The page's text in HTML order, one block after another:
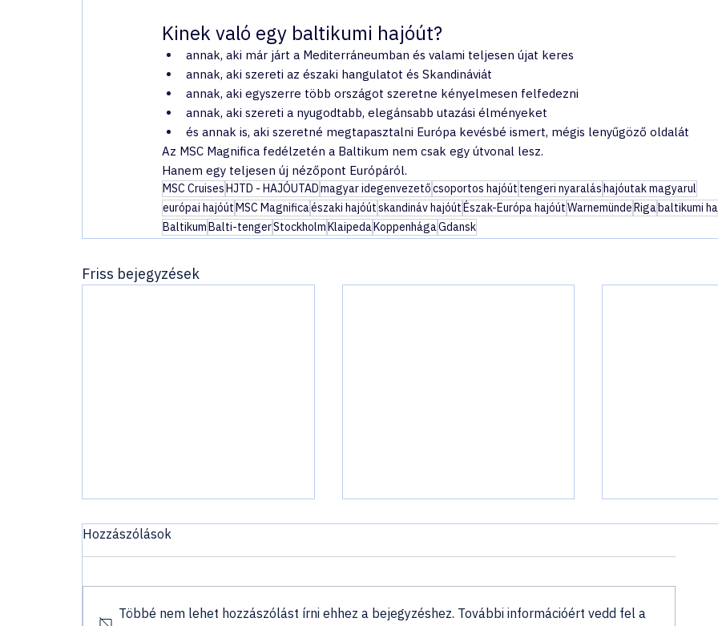
Kinek való egy baltikumi hajóút?
annak, aki már járt a Mediterráneumban és valami teljesen újat keres
annak, aki szereti az északi hangulatot és Skandináviát
annak, aki egyszerre több országot szeretne kényelmesen felfedezni
annak, aki szereti a nyugodtabb, elegánsabb utazási élményeket
és annak is, aki szeretné megtapasztalni Európa kevésbé ismert, mégis lenyűgöző oldalát
Az MSC Magnifica fedélzetén a Baltikum nem csak egy útvonal lesz.
Hanem egy teljesen új nézőpont Európáról.
MSC CruisesHJTD - HAJÓUTADmagyar idegenvezetőcsoportos hajóút tengeri nyaraláshajóutak magyarul
európai hajóútMSC Magnificaészaki hajóútskandináv hajóútÉszak-Európa hajóútWarnemündeRigabaltikumi
BaltikumBalti-tengerStockholmKlaipedaKoppenhágaGdansk
Friss bejegyzések
Hozzászólások
Többé nem lehet hozzászólást írni ehhez a bejegyzéshez. További információért vedd fel a